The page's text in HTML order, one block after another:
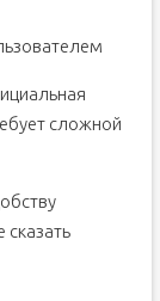
сложной